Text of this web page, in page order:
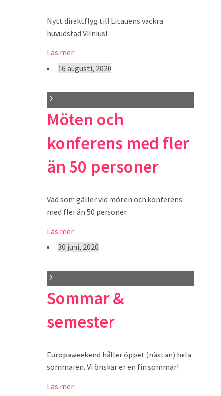
Nytt direktflyg till Litauens vackra
huvudstad Vilnius!
Läs mer
16 augusti, 2020
Möten och
konferens med fler
än 50 personer
Vad som gäller vid möten och konferens
med fler än 50 personer.
Läs mer
30 juni, 2020
Sommar &
semester
Europaweekend håller öppet (nästan) hela
sommaren. Vi önskar er en fin sommar!
Läs mer